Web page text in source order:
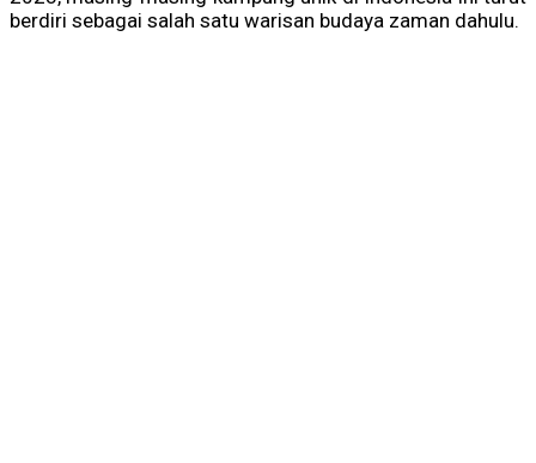
berdiri sebagai salah satu warisan budaya zaman dahulu.